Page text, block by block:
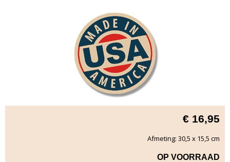
€ 16,95
Afmeting: 30,5 x 15,5 cm
OP VOORRAAD